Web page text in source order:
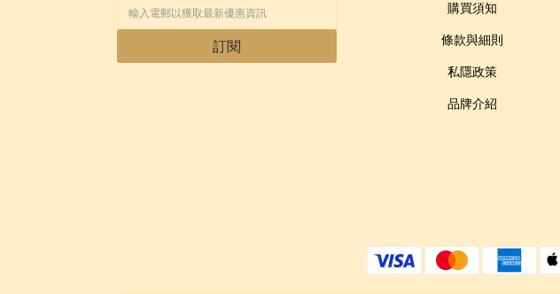
訂閱
購買須知
條款與細則
私隱政策
品牌介紹